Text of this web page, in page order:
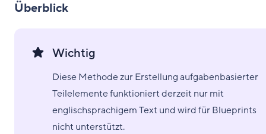
Überblick
Wichtig
Diese Methode zur Erstellung aufgabenbasierter
Teilelemente funktioniert derzeit nur mit
englischsprachigem Text und wird für Blueprints
nicht unterstützt.